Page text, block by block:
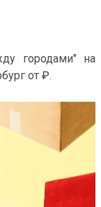
городами" на
от ₽.